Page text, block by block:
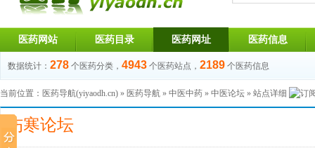
医药网站 医药目录 医药网址 医药信息
数据统计： 278 个医药分类， 4943 个医药站点， 2189 个医药信息
当前位置： 医药导航(yiyaodh.cn) » 医药导航 » 中医中药 » 中医论坛 » 站点详细
伤寒论坛